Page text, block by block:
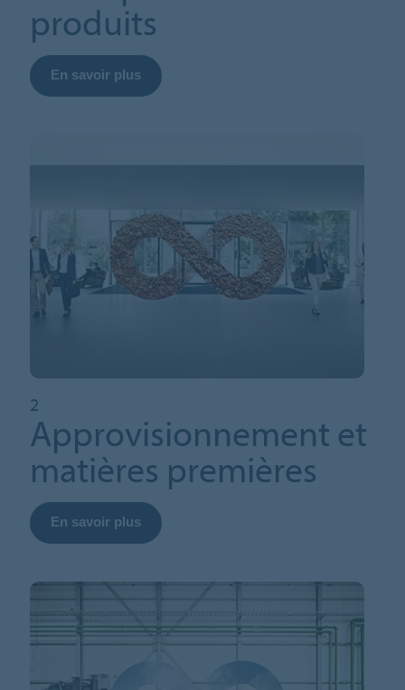
produits
En savoir plus
2
Approvisionnement et
matières premières
En savoir plus